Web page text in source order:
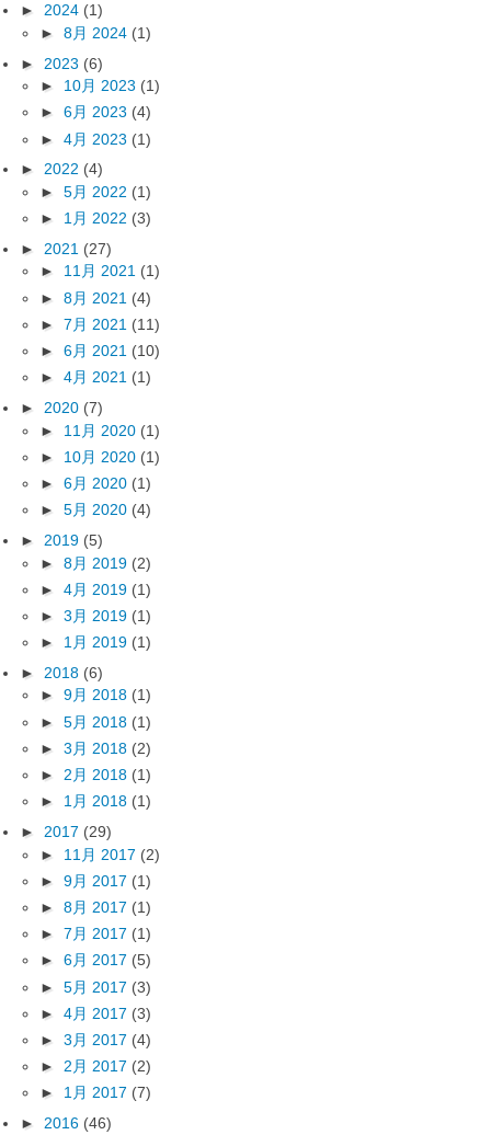
► 2024 (1)
► 8月 2024 (1)
► 2023 (6)
► 10月 2023 (1)
► 6月 2023 (4)
► 4月 2023 (1)
► 2022 (4)
► 5月 2022 (1)
► 1月 2022 (3)
► 2021 (27)
► 11月 2021 (1)
► 8月 2021 (4)
► 7月 2021 (11)
► 6月 2021 (10)
► 4月 2021 (1)
► 2020 (7)
► 11月 2020 (1)
► 10月 2020 (1)
► 6月 2020 (1)
► 5月 2020 (4)
► 2019 (5)
► 8月 2019 (2)
► 4月 2019 (1)
► 3月 2019 (1)
► 1月 2019 (1)
► 2018 (6)
► 9月 2018 (1)
► 5月 2018 (1)
► 3月 2018 (2)
► 2月 2018 (1)
► 1月 2018 (1)
► 2017 (29)
► 11月 2017 (2)
► 9月 2017 (1)
► 8月 2017 (1)
► 7月 2017 (1)
► 6月 2017 (5)
► 5月 2017 (3)
► 4月 2017 (3)
► 3月 2017 (4)
► 2月 2017 (2)
► 1月 2017 (7)
► 2016 (46)